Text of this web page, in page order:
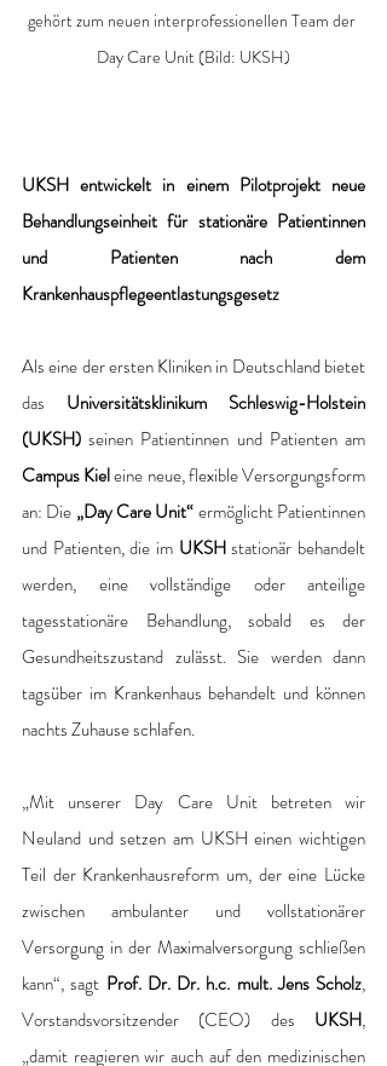
gehört zum neuen interprofessionellen Team der
Day Care Unit (Bild: UKSH)
UKSH entwickelt in einem Pilotprojekt neue
Behandlungseinheit für stationäre Patientinnen
und Patienten nach dem
Krankenhauspflegeentlastungsgesetz
Als eine der ersten Kliniken in Deutschland bietet
das Universitätsklinikum Schleswig-Holstein
(UKSH)
Campus Kiel eine neue, flexible Versorgungsform
an: Die „Day Care Unit“ ermöglicht Patientinnen
und Patienten, die im UKSH stationär behandelt
werden, eine vollständige oder anteilige
tagesstationäre Behandlung, sobald es der
Gesundheitszustand zulässt. Sie werden dann
tagsüber im Krankenhaus behandelt und können
nachts Zuhause schlafen.
„Mit unserer Day Care Unit betreten wir
Neuland und setzen am UKSH einen wichtigen
Teil der Krankenhausreform um, der eine Lücke
zwischen ambulanter und vollstationärer
Versorgung in der Maximalversorgung schließen
kann“, sagt Prof. Dr. Dr. h.c. mult. Jens Scholz,
Vorstandsvorsitzender (CEO) des UKSH,
„damit reagieren wir auch auf den medizinischen